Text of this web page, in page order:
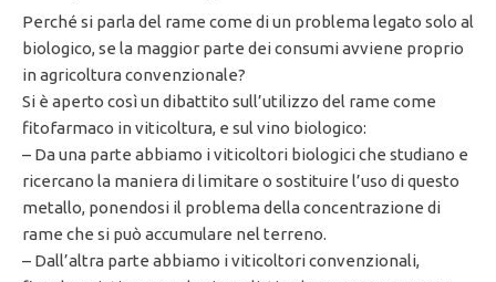
Perché si parla del rame come di un problema legato solo al
biologico, se la maggior parte dei consumi avviene proprio
in agricoltura convenzionale?
Si è aperto così un dibattito sull’utilizzo del rame come
fitofarmaco in viticoltura, e sul vino biologico:
– Da una parte abbiamo i viticoltori biologici che studiano e
ricercano la maniera di limitare o sostituire l’uso di questo
metallo, ponendosi il problema della concentrazione di
rame che si può accumulare nel terreno.
– Dall’altra parte abbiamo i viticoltori convenzionali,